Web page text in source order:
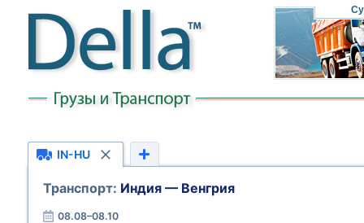
IN-HU
Транспорт: Индия — Венгрия
08.08–08.10